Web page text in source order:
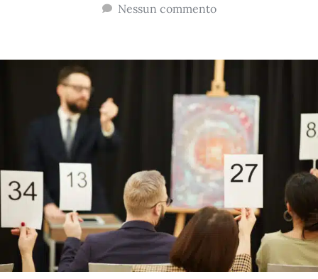
Nessun commento